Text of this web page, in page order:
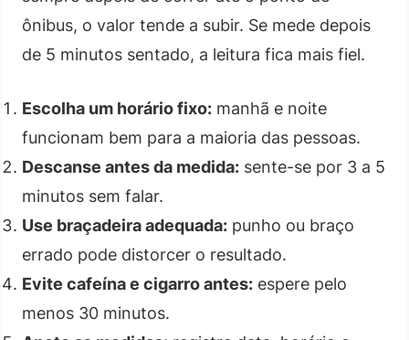
ônibus, o valor tende a subir. Se mede depois
de 5 minutos sentado, a leitura fica mais fiel.
Escolha um horário fixo: manhã e noite
funcionam bem para a maioria das pessoas.
Descanse antes da medida: sente-se por 3 a 5
minutos sem falar.
Use braçadeira adequada: punho ou braço
errado pode distorcer o resultado.
Evite cafeína e cigarro antes: espere pelo
menos 30 minutos.